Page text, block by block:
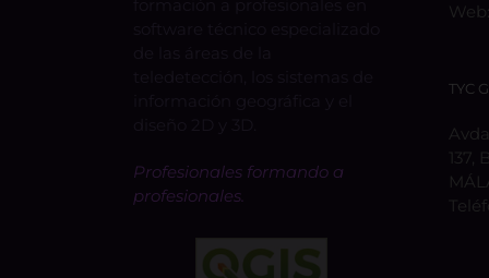
Profesionales formando a
profesionales.
Web:
TYC